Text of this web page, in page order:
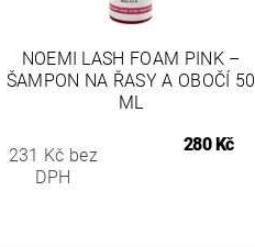
NOEMI LASH FOAM PINK –
ŠAMPON NA ŘASY A OBOČÍ 50
ML
231 Kč bez
DPH
280 Kč